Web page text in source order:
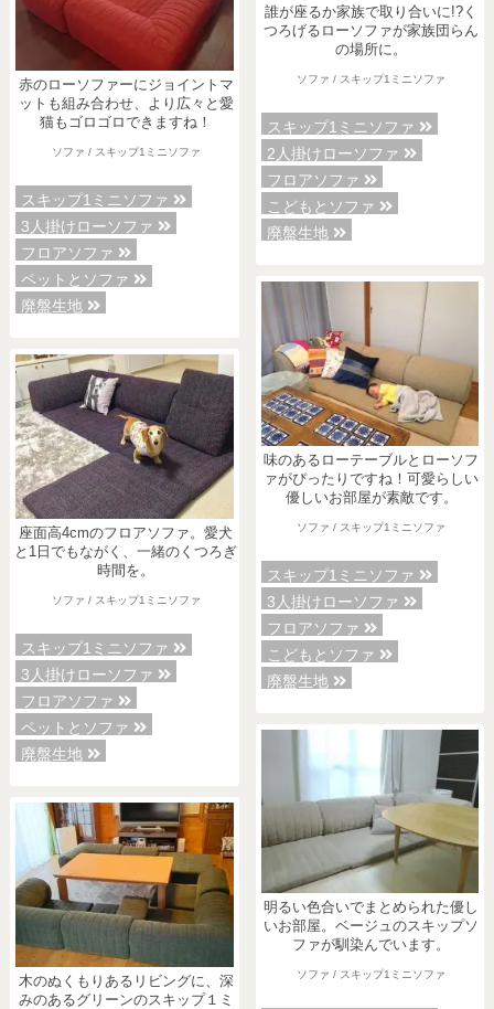
赤のローソファーにジョイントマ
ットも組み合わせ、より広々と愛
猫もゴロゴロできますね！
ソファ / スキップ1ミニソファ
スキップ1ミニソファ
3人掛けローソファ
フロアソファ
ペットとソファ
廃盤生地
座面高4cmのフロアソファ。愛犬
と1日でもながく、一緒のくつろぎ
時間を。
ソファ / スキップ1ミニソファ
スキップ1ミニソファ
3人掛けローソファ
フロアソファ
ペットとソファ
廃盤生地
木のぬくもりあるリビングに、深
みのあるグリーンのスキップ１ミ
誰が座るか家族で取り合いに!?く
つろげるローソファが家族団らん
の場所に。
ソファ / スキップ1ミニソファ
スキップ1ミニソファ
2人掛けローソファ
フロアソファ
こどもとソファ
廃盤生地
味のあるローテーブルとローソフ
ァがぴったりですね！可愛らしい
優しいお部屋が素敵です。
ソファ / スキップ1ミニソファ
スキップ1ミニソファ
3人掛けローソファ
フロアソファ
こどもとソファ
廃盤生地
明るい色合いでまとめられた優し
いお部屋。ベージュのスキップソ
ファが馴染んでいます。
ソファ / スキップ1ミニソファ